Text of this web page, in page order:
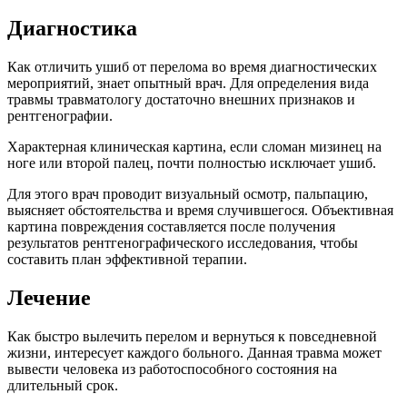
Диагностика
Как отличить ушиб от перелома во время диагностических
мероприятий, знает опытный врач. Для определения вида
травмы травматологу достаточно внешних признаков и
рентгенографии.
Характерная клиническая картина, если сломан мизинец на
ноге или второй палец, почти полностью исключает ушиб.
Для этого врач проводит визуальный осмотр, пальпацию,
выясняет обстоятельства и время случившегося. Объективная
картина повреждения составляется после получения
результатов рентгенографического исследования, чтобы
составить план эффективной терапии.
Лечение
Как быстро вылечить перелом и вернуться к повседневной
жизни, интересует каждого больного. Данная травма может
вывести человека из работоспособного состояния на
длительный срок.